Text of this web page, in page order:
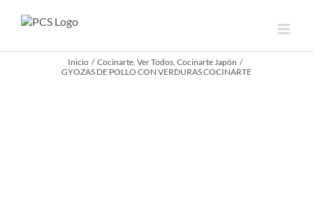
Inicio Cocinarte Ver Todos Cocinarte Japón
GYOZAS DE POLLO CON VERDURAS COCINARTE